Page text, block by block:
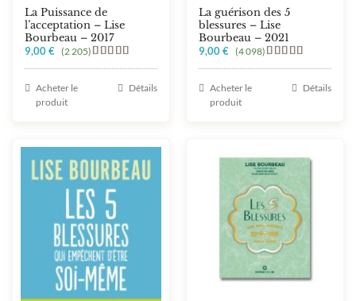
La Puissance de
l’acceptation – Lise
Bourbeau – 2017
Note5.00
9,00€ (2 205)
Acheter le
produit
Détails
La guérison des 5
blessures – Lise
Bourbeau – 2021
Note5.00
9,00€ (4 098)
Acheter le
produit
Détails